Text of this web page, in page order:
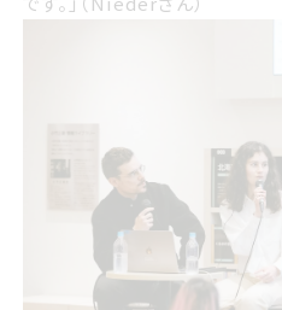
雪に対し この黒い砂だけは